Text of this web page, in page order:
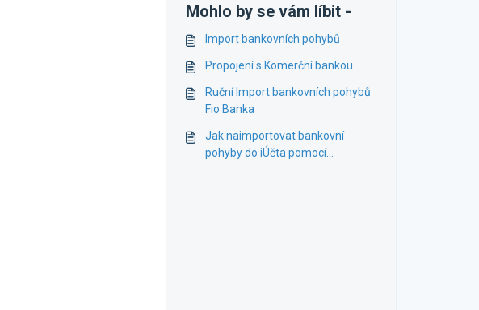
Mohlo by se vám líbit -
Import bankovních pohybů
Propojení s Komerční bankou
Ruční Import bankovních pohybů
Fio Banka
Jak naimportovat bankovní
pohyby do iÚčta pomocí